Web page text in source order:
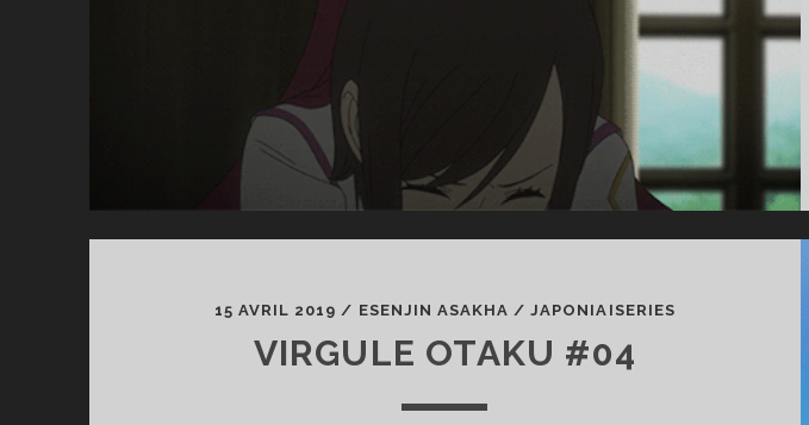
15 AVRIL 2019 / ESENJIN ASAKHA /JAPONIAISERIES
VIRGULE OTAKU #04